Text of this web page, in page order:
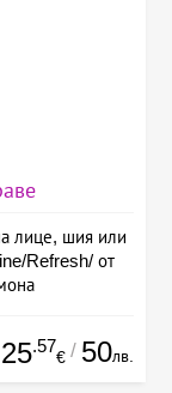
лице, шия или
Refresh/ от
25.57
€ / 50лв.